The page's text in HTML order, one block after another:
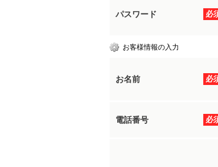
必
パスワード
お客様情報の入力
必
お名前
必
電話番号